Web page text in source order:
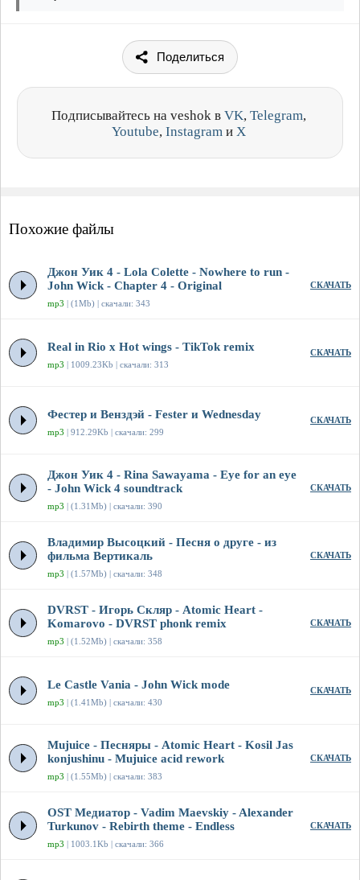
Поделиться
Подписывайтесь на veshok в VK, Telegram,
Youtube, Instagram и X
Похожие файлы
Джон Уик 4 - Lola Colette - Nowhere to run -
John Wick - Chapter 4 - Original
mp3 | (1Mb) | скачали: 343
СКАЧАТЬ
Real in Rio x Hot wings - TikTok remix
mp3 | 1009.23Kb | скачали: 313
СКАЧАТЬ
Фестер и Венздэй - Fester и Wednesday
mp3 | 912.29Kb | скачали: 299
СКАЧАТЬ
Джон Уик 4 - Rina Sawayama - Eye for an eye
- John Wick 4 soundtrack
mp3 | (1.31Mb) | скачали: 390
СКАЧАТЬ
Владимир Высоцкий - Песня о друге - из
фильма Вертикаль
mp3 | (1.57Mb) | скачали: 348
СКАЧАТЬ
DVRST - Игорь Скляр - Atomic Heart -
Komarovo - DVRST phonk remix
mp3 | (1.52Mb) | скачали: 358
СКАЧАТЬ
Le Castle Vania - John Wick mode
mp3 | (1.41Mb) | скачали: 430
СКАЧАТЬ
Mujuice - Песняры - Atomic Heart - Kosil Jas
konjushinu - Mujuice acid rework
mp3 | (1.55Mb) | скачали: 383
СКАЧАТЬ
OST Медиатор - Vadim Maevskiy - Alexander
Turkunov - Rebirth theme - Endless
mp3 | 1003.1Kb | скачали: 366
СКАЧАТЬ